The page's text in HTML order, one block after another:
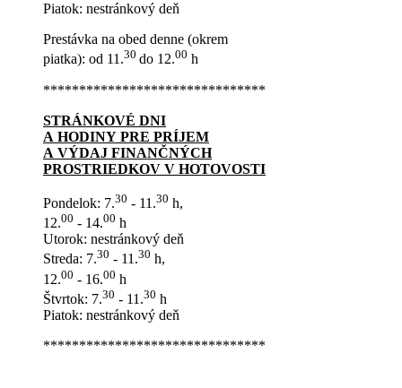
Piatok: nestránkový deň
Prestávka na obed denne (okrem
piatka): od 11.30 do 12.00 h
*******************************
STRÁNKOVÉ DNI
A HODINY PRE PRÍJEM
A VÝDAJ FINANČNÝCH
PROSTRIEDKOV V HOTOVOSTI
Pondelok: 7.30 - 11.30 h,
12.00 - 14.00 h
Utorok: nestránkový deň
Streda: 7.30 - 11.30 h,
12.00 - 16.00 h
Štvrtok: 7.30 - 11.30 h
Piatok: nestránkový deň
*******************************